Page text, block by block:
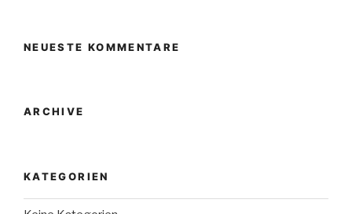
NEUESTE KOMMENTARE
ARCHIVE
KATEGORIEN